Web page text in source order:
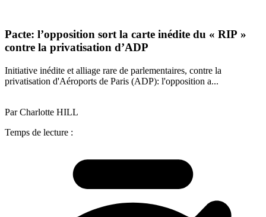
Pacte: l’opposition sort la carte inédite du « RIP »
contre la privatisation d’ADP
Initiative inédite et alliage rare de parlementaires, contre la
privatisation d'Aéroports de Paris (ADP): l'opposition a...
Par Charlotte HILL
Temps de lecture :